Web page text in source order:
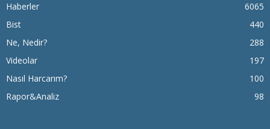
Haberler
6065
Bist
440
Ne, Nedir?
288
Videolar
197
Nasıl Harcarım?
100
Rapor&Analiz
98